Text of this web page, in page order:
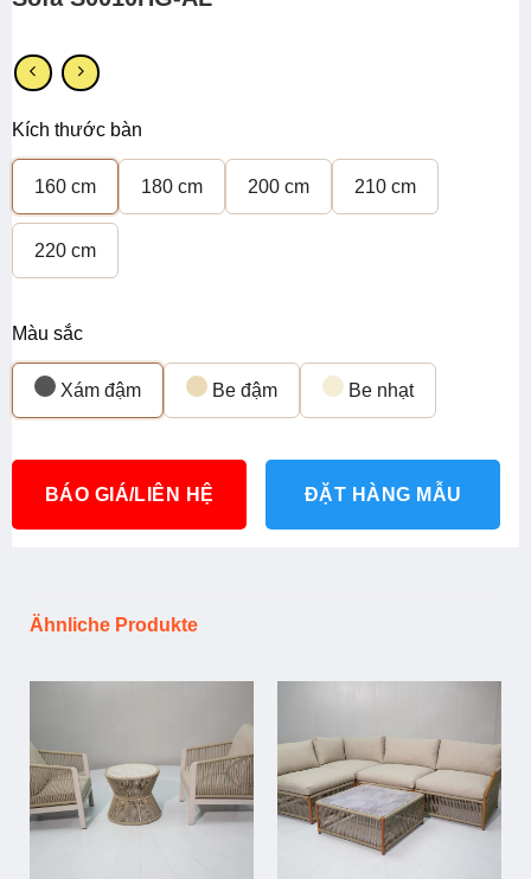
Kích thước bàn
160 cm 180 cm 200 cm 210 cm
220 cm
Màu sắc
Xám đậm Be đậm Be nhạt
BÁO GIÁ/LIÊN HỆ ĐẶT HÀNG MẪU
Ähnliche Produkte